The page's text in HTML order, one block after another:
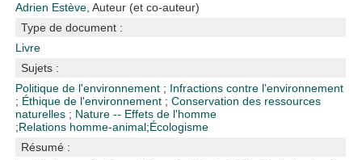
Adrien Estève , Auteur (et co-auteur)
Type de document :
Livre
Sujets :
Politique de l'environnement ; Infractions contre l'environnement
; Éthique de l'environnement ;Conservation des ressources
naturelles ; Nature -- Effets de l'homme
;Relations homme-animal;Écologisme
Résumé :